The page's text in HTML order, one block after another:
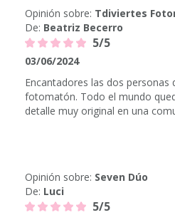
Opinión sobre: Tdiviertes
De: Beatriz Becerro
5/5
03/06/2024
Encantadores las dos
fotomatón. Todo el mundo
detalle muy original en una
Opinión sobre: Seven Dúo
De: Luci
5/5